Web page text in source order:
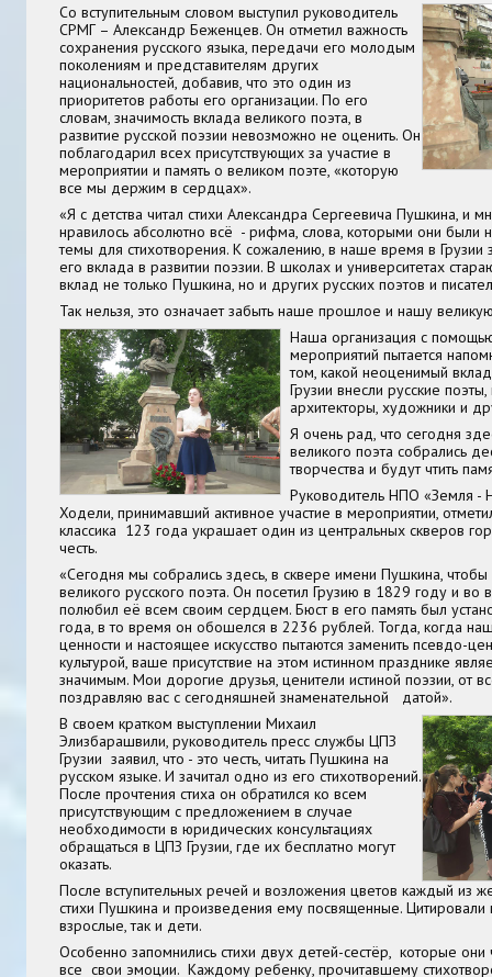
Со вступительным словом выступил руководитель
СРМГ – Александр Беженцев. Он отметил важность
сохранения русского языка, передачи его молодым
поколениям и представителям других
национальностей, добавив, что это один из
приоритетов работы его организации. По его
словам, значимость вклада великого поэта, в
развитие русской поэзии невозможно не оценить. Он
поблагодарил всех присутствующих за участие в
мероприятии и память о великом поэте, «которую
все мы держим в сердцах».
«Я с детства читал стихи Александра Сергеевича Пушкина, и
нравилось абсолютно всё - рифма, слова, которыми они были
темы для стихотворения. К сожалению, в наше время в Грузии
его вклада в развитии поэзии. В школах и университетах
вклад не только Пушкина, но и других русских поэтов и
Так нельзя, это означает забыть наше прошлое и нашу
Наша организация с
мероприятий пытается
том, какой неоценимый
Грузии внесли русские
архитекторы, художники и
Я очень рад, что сегодня
великого поэта собрались
творчества и будут чтить
Руководитель НПО «Земля
Ходели, принимавший активное участие в мероприятии,
классика 123 года украшает один из центральных скверов
честь.
«Сегодня мы собрались здесь, в сквере имени Пушкина, чтобы
великого русского поэта. Он посетил Грузию в 1829 году и во
полюбил её всем своим сердцем. Бюст в его память был
года, в то время он обошелся в 2236 рублей. Тогда, когда
ценности и настоящее искусство пытаются заменить псевдо-
культурой, ваше присутствие на этом истинном празднике
значимым. Мои дорогие друзья, ценители истиной поэзии, от
поздравляю вас с сегодняшней знаменательной датой».
В своем кратком выступлении Михаил
Элизбарашвили, руководитель пресс службы ЦПЗ
Грузии заявил, что - это честь, читать Пушкина на
русском языке. И зачитал одно из его стихотворений.
После прочтения стиха он обратился ко всем
присутствующим с предложением в случае
необходимости в юридических консультациях
обращаться в ЦПЗ Грузии, где их бесплатно могут
оказать.
После вступительных речей и возложения цветов каждый из
стихи Пушкина и произведения ему посвященные. Цитировали
взрослые, так и дети.
Особенно запомнились стихи двух детей-сестёр, которые они
все свои эмоции. Каждому ребенку, прочитавшему